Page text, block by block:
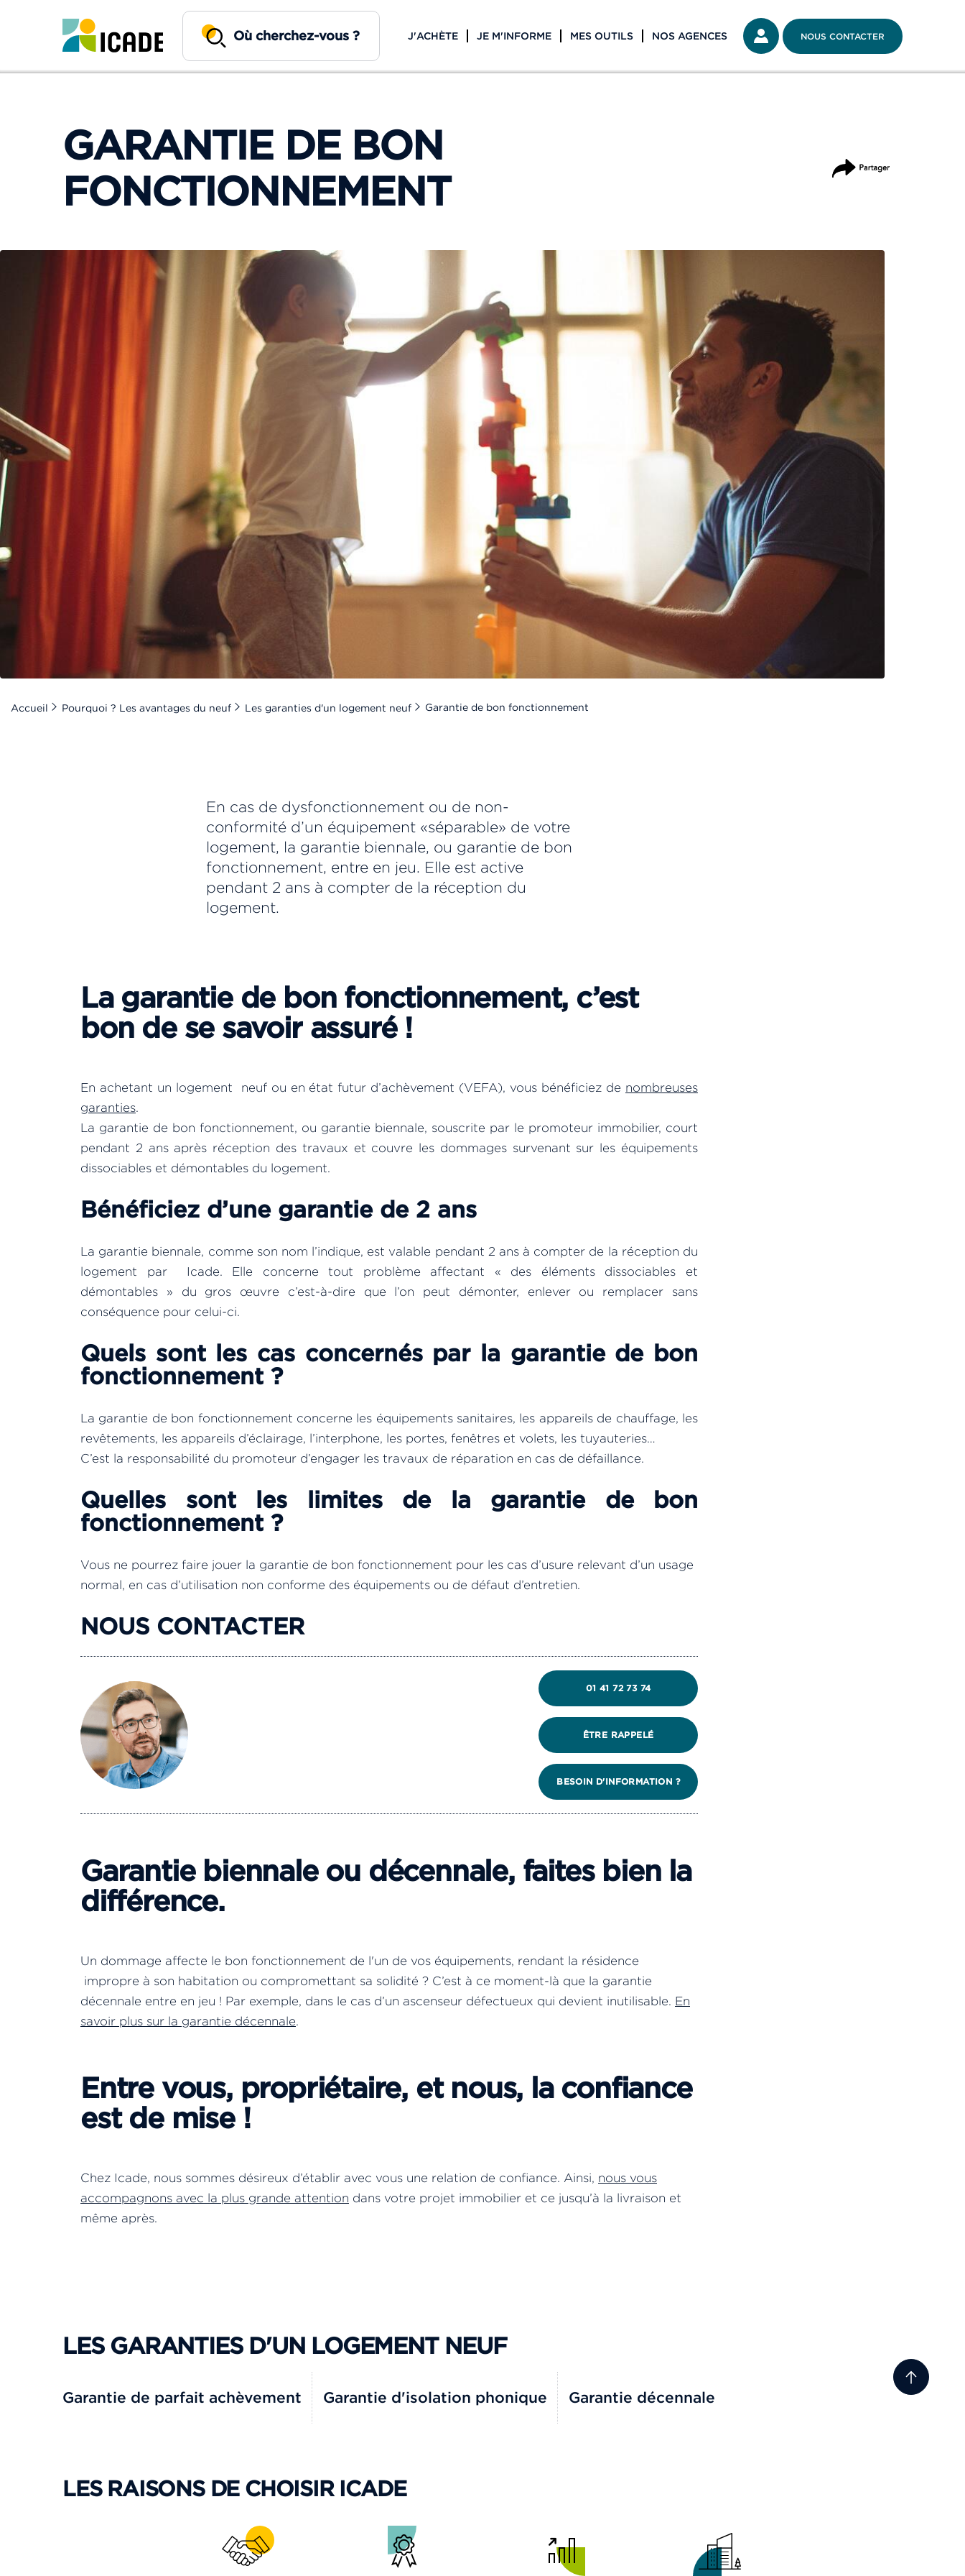
J'ACHÈTE JE M'INFORME MES OUTILS NOS AGENCES NOUS CONTACTER
GARANTIE DE BON
FONCTIONNEMENT
PARTAGER
Accueil Pourquoi ? Les avantages du neuf Les garanties d'un logement neuf Garantie de bon fonctionnement
En cas de dysfonctionnement ou de non-
conformité d’un équipement «séparable» de votre
logement, la garantie biennale, ou garantie de bon
fonctionnement, entre en jeu. Elle est active
pendant 2 ans à compter de la réception du
logement.
La garantie de bon fonctionnement, c’est
bon de se savoir assuré !
En achetant un logement neuf ou en état futur d’achèvement (VEFA), vous bénéficiez de nombreuses
garanties.
La garantie de bon fonctionnement, ou garantie biennale, souscrite par le promoteur immobilier, court
pendant 2 ans après réception des travaux et couvre les dommages survenant sur les équipements
dissociables et démontables du logement.
Bénéficiez d’une garantie de 2 ans
La garantie biennale, comme son nom l’indique, est valable pendant 2 ans à compter de la réception du
logement par Icade. Elle concerne tout problème affectant « des éléments dissociables et
démontables » du gros œuvre c’est-à-dire que l’on peut démonter, enlever ou remplacer sans
conséquence pour celui-ci.
Quels sont les cas concernés par la garantie de bon
fonctionnement ?
La garantie de bon fonctionnement concerne les équipements sanitaires, les appareils de chauffage, les
revêtements, les appareils d’éclairage, l’interphone, les portes, fenêtres et volets, les tuyauteries…
C’est la responsabilité du promoteur d’engager les travaux de réparation en cas de défaillance.
Quelles sont les limites de la garantie de bon
fonctionnement ?
Vous ne pourrez faire jouer la garantie de bon fonctionnement pour les cas d’usure relevant d’un usage
normal, en cas d’utilisation non conforme des équipements ou de défaut d’entretien.
NOUS CONTACTER
01 41 72 73 74
ÊTRE RAPPELÉ
BESOIN D'INFORMATION ?
Garantie biennale ou décennale, faites bien la
différence.
Un dommage affecte le bon fonctionnement de l'un de vos équipements, rendant la résidence
impropre à son habitation ou compromettant sa solidité ? C’est à ce moment-là que la garantie
décennale entre en jeu ! Par exemple, dans le cas d’un ascenseur défectueux qui devient inutilisable. En
savoir plus sur la garantie décennale.
Entre vous, propriétaire, et nous, la confiance
est de mise !
Chez Icade, nous sommes désireux d’établir avec vous une relation de confiance. Ainsi, nous vous
accompagnons avec la plus grande attention dans votre projet immobilier et ce jusqu’à la livraison et
même après.
LES GARANTIES D'UN LOGEMENT NEUF
Garantie de parfait achèvement Garantie d'isolation phonique Garantie décennale
LES RAISONS DE CHOISIR ICADE